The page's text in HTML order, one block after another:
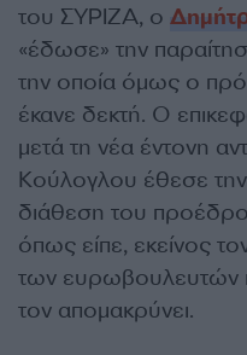
του ΣΥΡΙΖΑ, ο
«έδωσε» την
την οποία όμως ο
έκανε δεκτή. Ο
μετά τη νέα έντονη
Κούλογλου έθεσε
διάθεση του
όπως είπε, εκείνος
των ευρωβουλευτών
τον απομακρύνει.